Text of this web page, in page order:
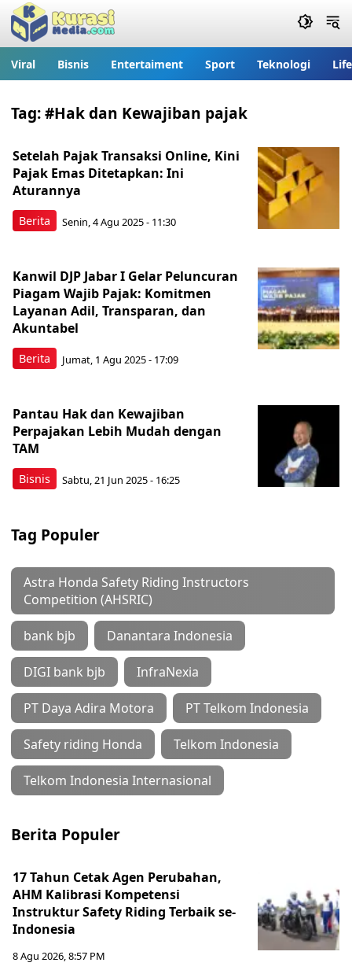
Viral Bisnis Entertaiment Sport Teknologi
Tag:#Hak dan Kewajiban pajak
Berita
Setelah Pajak Transaksi Online, Kini
Pajak Emas Ditetapkan: Ini
Aturannya
Senin, 4 Agu 2025 - 11:30
Berita
Kanwil DJP Jabar I Gelar Peluncuran
Piagam Wajib Pajak: Komitmen
Layanan Adil, Transparan, dan
Akuntabel
Jumat, 1 Agu 2025 - 17:09
Bisnis
Pantau Hak dan Kewajiban
Perpajakan Lebih Mudah dengan
TAM
Sabtu, 21 Jun 2025 - 16:25
Tag Populer
Astra Honda Safety Riding Instructors
Competition (AHSRIC)
bank bjb Danantara Indonesia
DIGI bank bjb InfraNexia
PT Daya Adira Motora PT Telkom Indonesia
Safety riding Honda Telkom Indonesia
Telkom Indonesia Internasional
Berita Populer
17 Tahun Cetak Agen Perubahan,
AHM Kalibrasi Kompetensi
Instruktur Safety Riding Terbaik se-
Indonesia
8 Agu 2026, 8:57 PM